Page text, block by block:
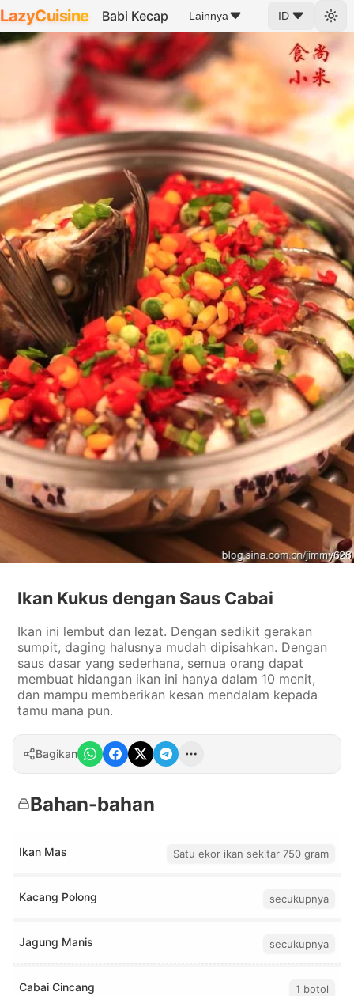
LazyCuisine Babi Kecap Lainnya ID
Ikan Kukus dengan Saus Cabai
Ikan ini lembut dan lezat. Dengan sedikit gerakan
sumpit, daging halusnya mudah dipisahkan. Dengan
saus dasar yang sederhana, semua orang dapat
membuat hidangan ikan ini hanya dalam 10 menit,
dan mampu memberikan kesan mendalam kepada
tamu mana pun.
Bagikan
Bahan-bahan
Ikan Mas Satu ekor ikan sekitar 750 gram
Kacang Polong secukupnya
Jagung Manis secukupnya
Cabai Cincang 1 botol